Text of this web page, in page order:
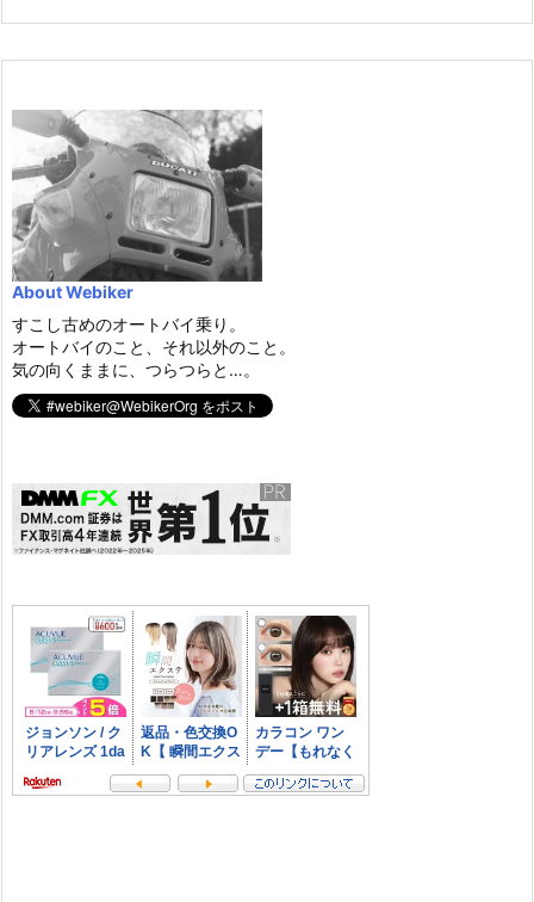
About Webiker
すこし古めのオートバイ乗り。
オートバイのこと、それ以外のこと。
気の向くままに、つらつらと…。